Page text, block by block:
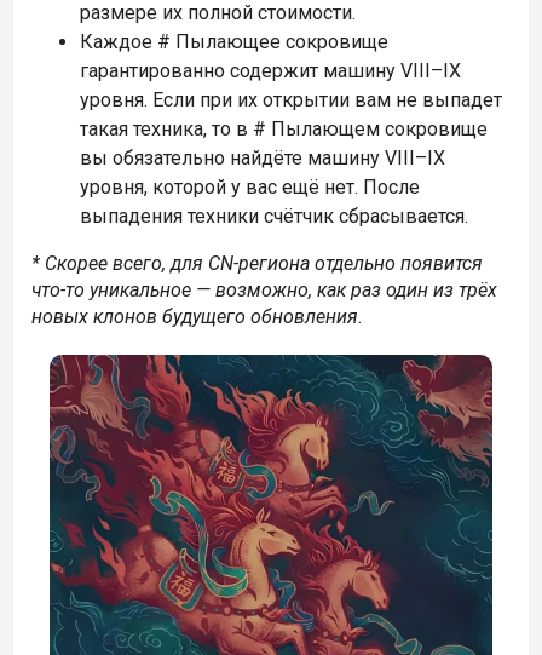
размере их полной стоимости.
Каждое # Пылающее сокровище
гарантированно содержит машину VIII–IX
уровня. Если при их открытии вам не выпадет
такая техника, то в # Пылающем сокровище
вы обязательно найдёте машину VIII–IX
уровня, которой у вас ещё нет. После
выпадения техники счётчик сбрасывается.
* Скорее всего, для CN-региона отдельно появится
что-то уникальное — возможно, как раз один из трёх
новых клонов будущего обновления.